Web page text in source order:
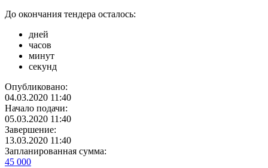
До окончания тендера осталось:
дней
часов
минут
секунд
Опубликовано:
04.03.2020 11:40
Начало подачи:
05.03.2020 11:40
Завершение:
13.03.2020 11:40
Запланированная сумма:
45 000